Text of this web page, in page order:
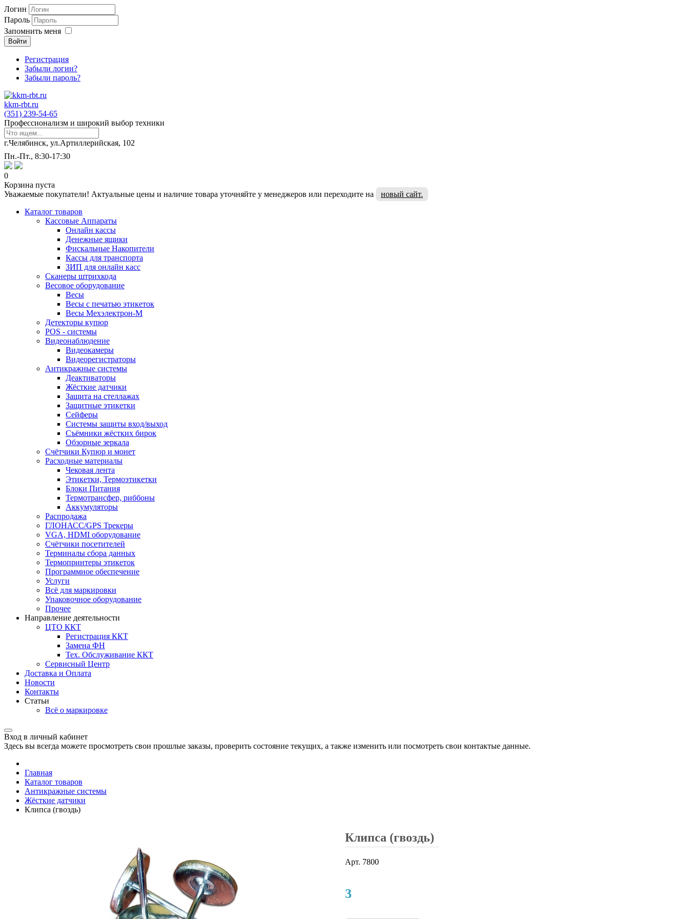
Логин
Пароль
Запомнить меня
Войти
Регистрация
Забыли логин?
Забыли пароль?
kkm-rbt.ru
(351) 239-54-65
Профессионализм и широкий выбор техники
г.Челябинск, ул.Артиллерийская, 102
Пн.-Пт., 8:30-17:30
0
Корзина пуста
Уважаемые покупатели! Актуальные цены и наличие товара уточняйте у менеджеров или переходите на
новый сайт.
Каталог товаров
Кассовые Аппараты
Онлайн кассы
Денежные ящики
Фискальные Накопители
Кассы для транспорта
ЗИП для онлайн касс
Сканеры штрихкода
Весовое оборудование
Весы
Весы с печатью этикеток
Весы Мехэлектрон-М
Детекторы купюр
POS - системы
Видеонаблюдение
Видеокамеры
Видеорегистраторы
Антикражные системы
Деактиваторы
Жёсткие датчики
Защита на стеллажах
Защитные этикетки
Сейферы
Системы защиты вход/выход
Съёмники жёстких бирок
Обзорные зеркала
Счётчики Купюр и монет
Расходные материалы
Чековая лента
Этикетки, Термоэтикетки
Блоки Питания
Термотрансфер, риббоны
Аккумуляторы
Распродажа
ГЛОНАСС/GPS Трекеры
VGA, HDMI оборудование
Счётчики посетителей
Терминалы сбора данных
Термопринтеры этикеток
Программное обеспечение
Услуги
Всё для маркировки
Упаковочное оборудование
Прочее
Направление деятельности
ЦТО ККТ
Регистрация ККТ
Замена ФН
Тех. Обслуживание ККТ
Сервисный Центр
Доставка и Оплата
Новости
Контакты
Статьи
Всё о маркировке
Вход в личный кабинет
Здесь вы всегда можете просмотреть свои прошлые заказы, проверить состояние текущих, а также изменить или посмотреть свои контактые данные.
Главная
Каталог товаров
Антикражные системы
Жёсткие датчики
Клипса (гвоздь)
Клипса (гвоздь)
Арт. 7800
3